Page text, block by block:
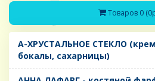
Товаров 0
A-ХРУСТАЛЬНОЕ СТЕКЛО
бокалы, сахарницы)